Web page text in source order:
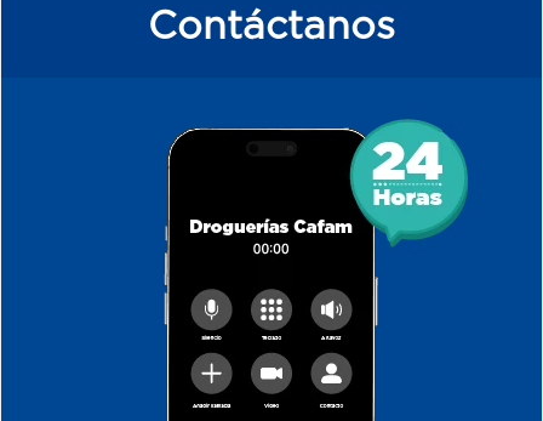
Contáctanos